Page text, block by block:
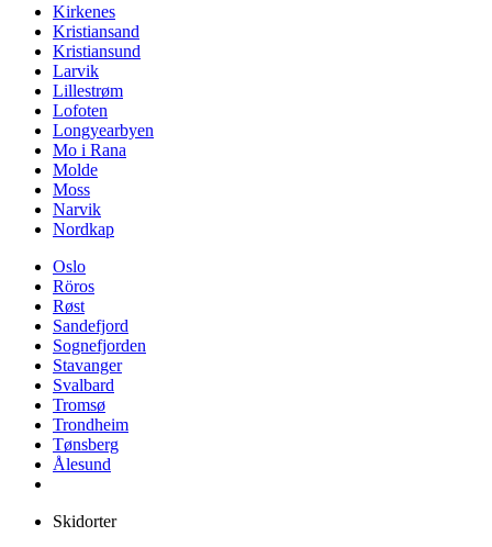
Kirkenes
Kristiansand
Kristiansund
Larvik
Lillestrøm
Lofoten
Longyearbyen
Mo i Rana
Molde
Moss
Narvik
Nordkap
Oslo
Röros
Røst
Sandefjord
Sognefjorden
Stavanger
Svalbard
Tromsø
Trondheim
Tønsberg
Ålesund
Skidorter